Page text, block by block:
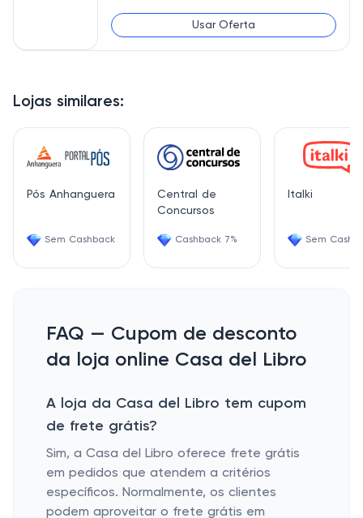
Lojas similares:
Pós Anhanguera
Sem Cashback
Central de
Concursos
Cashback 7%
Italki
Sem
Usar Oferta
FAQ — Cupom de desconto
da loja online Casa del Libro
A loja da Casa del Libro tem cupom
de frete grátis?
Sim, a Casa del Libro oferece frete grátis
em pedidos que atendem a critérios
específicos. Normalmente, os clientes
podem aproveitar o frete grátis em